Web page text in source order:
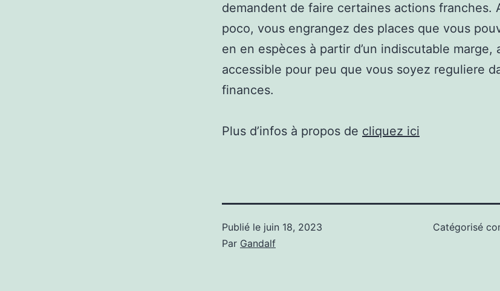
demandent de faire certaines actions franches.
poco, vous engrangez des places que vous
en en espèces à partir d’un indiscutable marge,
accessible pour peu que vous soyez reguliere
finances.
Plus d’infos à propos de cliquez ici
Publié le juin 18, 2023
Par Gandalf
Catégorisé